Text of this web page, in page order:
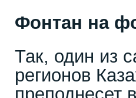
Фонтан на
Так, один из
регионов